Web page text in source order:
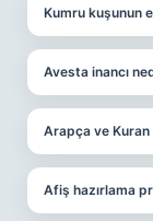
Kumru kuşunun
Avesta inancı
Arapça ve Kuran
Afiş hazırlama